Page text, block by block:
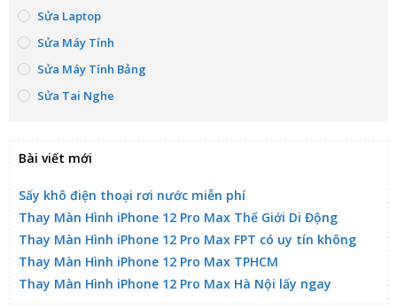
Sửa Laptop
Sửa Máy Tính
Sửa Máy Tính Bảng
Sửa Tai Nghe
Bài viết mới
Sấy khô điện thoại rơi nước miễn phí
Thay Màn Hình iPhone 12 Pro Max Thế Giới Di Động
Thay Màn Hình iPhone 12 Pro Max FPT có uy tín không
Thay Màn Hình iPhone 12 Pro Max TPHCM
Thay Màn Hình iPhone 12 Pro Max Hà Nội lấy ngay